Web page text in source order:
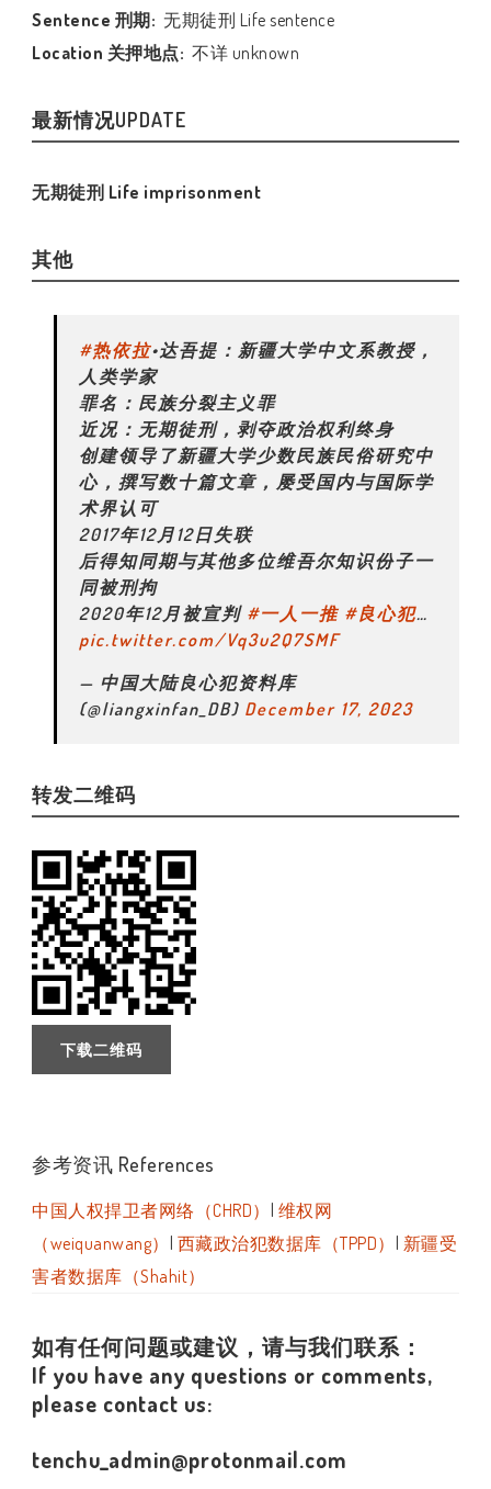
Sentence 刑期: 无期徒刑 Life sentence
Location 关押地点: 不详 unknown
最新情况UPDATE
无期徒刑 Life imprisonment
其他
#热依拉•达吾提：新疆大学中文系教授，
人类学家
罪名：民族分裂主义罪
近况：无期徒刑，剥夺政治权利终身
创建领导了新疆大学少数民族民俗研究中
心，撰写数十篇文章，屡受国内与国际学
术界认可
2017年12月12日失联
后得知同期与其他多位维吾尔知识份子一
同被刑拘
2020年12月被宣判 #一人一推 #良心犯…
pic.twitter.com/Vq3u2Q7SMF
— 中国大陆良心犯资料库
(@liangxinfan_DB) December 17, 2023
转发二维码
下载二维码
参考资讯 References
中国人权捍卫者网络（CHRD）
维权网
（weiquanwang）
西藏政治犯数据库（TPPD）
新疆受
害者数据库（Shahit）
如有任何问题或建议，请与我们联系：
If you have any questions or comments,
please contact us:
tenchu_admin@protonmail.com